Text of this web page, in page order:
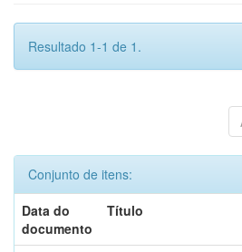
Resultado 1-1 de 1.
Conjunto de itens:
Data do
documento
Título